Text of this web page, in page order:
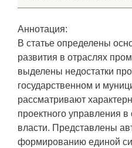
Аннотация:
В статье определены
развития в отраслях
выделены недостатки
государственном и
рассматривают
проектного управления
власти. Представлены
формированию единой